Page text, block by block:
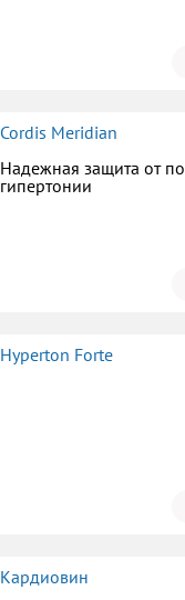
Cordis Meridian
Надежная защита от
гипертонии
Hyperton Forte
Кардиовин